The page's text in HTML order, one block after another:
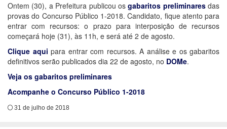
Ontem (30), a Prefeitura publicou osgabaritos preliminaresdas
provas do Concurso Público 1-2018. Candidato, fique atento para
entrar com recursos: o prazo para interposição de recursos
começará hoje (31), às 11h, e será até 2 de agosto.
Clique aqui para entrar com recursos. A análise e os gabaritos
definitivos serão publicados dia 22 de agosto, no DOMe.
Veja os gabaritos preliminares
Acompanhe o Concurso Público 1-2018
31 de julho de 2018